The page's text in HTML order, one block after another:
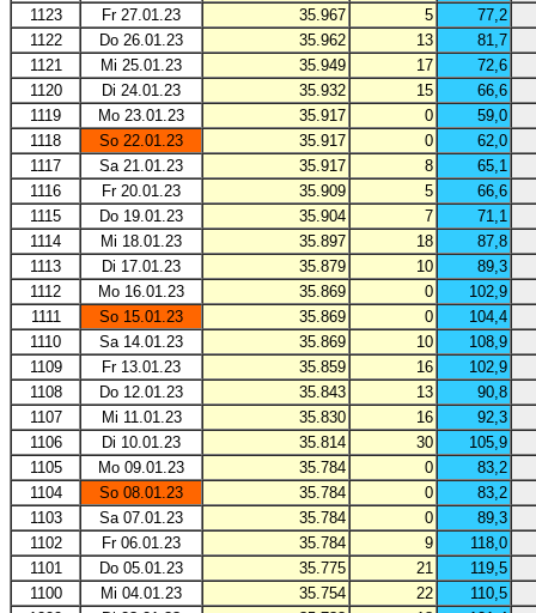
1123
Fr 27.01.23 35.967 5
77,2
1122
Do 26.01.23 35.962 13
81,7
1121
Mi 25.01.23 35.949 17
72,6
1120
Di 24.01.23 35.932 15
66,6
1119
Mo 23.01.23 35.917 0
59,0
1118
So 22.01.23 35.917 0
62,0
1117
Sa 21.01.23 35.917 8
65,1
1116
Fr 20.01.23 35.909 5
66,6
1115
Do 19.01.23 35.904 7
71,1
1114
Mi 18.01.23 35.897 18
87,8
1113
Di 17.01.23 35.879 10
89,3
1112
Mo 16.01.23 35.869 0
102,9
1111
So 15.01.23 35.869 0
104,4
1110
Sa 14.01.23 35.869 10
108,9
1109
Fr 13.01.23 35.859 16
102,9
1108
Do 12.01.23 35.843 13
90,8
1107
Mi 11.01.23 35.830 16
92,3
1106
Di 10.01.23 35.814 30
105,9
1105
Mo 09.01.23 35.784 0
83,2
1104
So 08.01.23 35.784 0
83,2
1103
Sa 07.01.23 35.784 0
89,3
1102
Fr 06.01.23 35.784 9
118,0
1101
Do 05.01.23 35.775 21
119,5
1100
Mi 04.01.23 35.754 22
110,5